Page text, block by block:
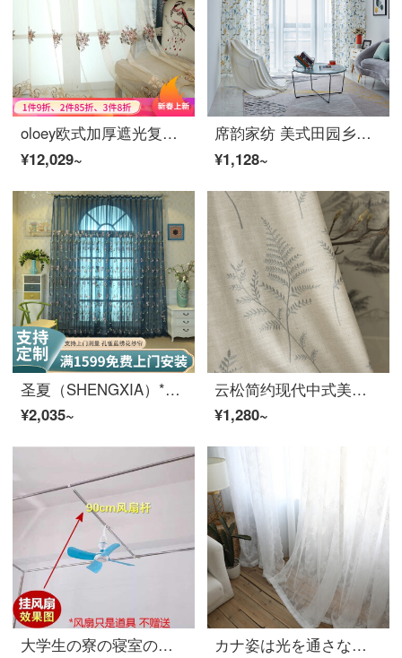
oloey欧式加厚遮光复古成品浮雕刺绣提花客厅阳台窗帘2019新款双层带纱a新品 巧颜纱帘 定制尺寸联系客服询价备注
¥12,029~
席韵家纺 美式田园乡村碎花加厚细麻印花窗帘 卧室阳台落地飘窗遮光布 定做宽1米*高2.7米单价(纳米环)可改高
¥1,128~
圣夏（SHENGXIA）*定制中式孔雀蓝绣花纱帘透光不透人窗纱窗帘韩式田园客厅阳台纱 孔雀蓝-纱帘 宽3.5*2.7高【挂钩加工】1片
¥2,035~
云松简约现代中式美式乡村田园风格刺绣亚麻色卧室书房窗帘新品 云松/亚麻底布+浅蓝刺绣 每米单价(不含加工费)
¥1,280~
大学生の寮の寝室のステンレスのステントのカーテンの遮光布の蚊帳の上で敷いて下のベッドのフレームにプラスして棚を送ります。
カナ姿は光を通さない人です。韓式田園レースの刺繍窓のカーテンが純白の紗のカーテンです。リビングルームのベランダから、アメリカの田舎の白い幅が2.8 m*高さ2 m-フック加工されています。